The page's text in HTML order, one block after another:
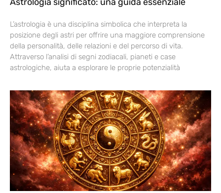
L’astrologia è una disciplina simbolica che interpreta la
posizione degli astri per offrire una maggiore comprensione
della personalità, delle relazioni e del percorso di vita.
Attraverso l’analisi di segni zodiacali, pianeti e case
astrologiche, aiuta a esplorare le proprie potenzialità